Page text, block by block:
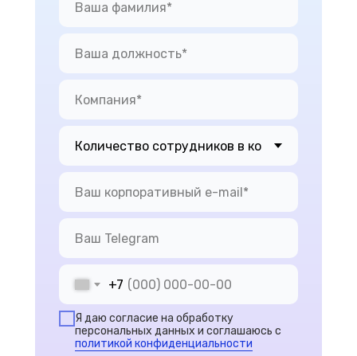
+7
Я даю согласие на обработку
персональных данных и соглашаюсь с
политикой конфиденциальности